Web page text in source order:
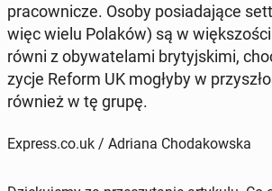
pra­cow­ni­cze. Osoby po­sia­da­ją­ce
więc wielu Polaków) są w
równi z oby­wa­te­la­mi bry­tyj­ski­mi,
zy­cje Reform UK mogłyby w
również w tę grupę.
Express.co.uk / Adriana Chodakowska